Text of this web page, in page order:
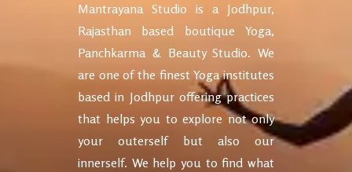
Mantrayana Studio is a Jodhpur,
Rajasthan based boutique Yoga,
Panchkarma & Beauty Studio. We
are one of the finest Yoga institutes
based in Jodhpur offering practices
that helps you to explore not only
your outerself but also our
innerself. We help you to find what